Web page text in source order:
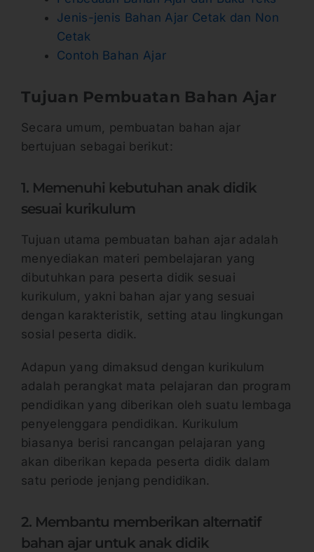
Jenis-jenis Bahan Ajar Cetak dan Non
Cetak
Contoh Bahan Ajar
Tujuan Pembuatan Bahan Ajar
Secara umum, pembuatan bahan ajar
bertujuan sebagai berikut:
1. Memenuhi kebutuhan anak didik
sesuai kurikulum
Tujuan utama pembuatan bahan ajar adalah
menyediakan materi pembelajaran yang
dibutuhkan para peserta didik sesuai
kurikulum, yakni bahan ajar yang sesuai
dengan karakteristik, setting atau lingkungan
sosial peserta didik.
Adapun yang dimaksud dengan kurikulum
adalah perangkat mata pelajaran dan program
pendidikan yang diberikan oleh suatu lembaga
penyelenggara pendidikan. Kurikulum
biasanya berisi rancangan pelajaran yang
akan diberikan kepada peserta didik dalam
satu periode jenjang pendidikan.
2. Membantu memberikan alternatif
bahan ajar untuk anak didik